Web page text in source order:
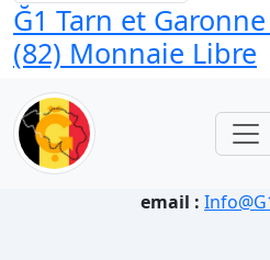
Ğ1 Tarn et
(82) Monnaie Libre
email :